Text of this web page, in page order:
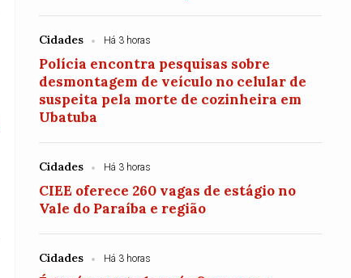
Cidades Há 3 horas
Polícia encontra pesquisas sobre
desmontagem de veículo no celular de
suspeita pela morte de cozinheira em
Ubatuba
Cidades Há 3 horas
CIEE oferece 260 vagas de estágio no
Vale do Paraíba e região
Cidades Há 3 horas